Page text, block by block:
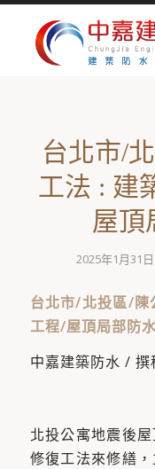
台北市/
工法 : 建
屋頂
2025年1月31日
台北市/北投區/陳
工程/屋頂局部防
中嘉建築防水 / 撰
北投公寓地震後
修復工法來修繕